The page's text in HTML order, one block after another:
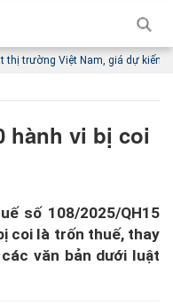
Việt Nam, giá dự kiến từ 4,6 tỷ
hành vi bị coi
số 108/2025/QH15
coi là trốn thuế, thay
văn bản dưới luật